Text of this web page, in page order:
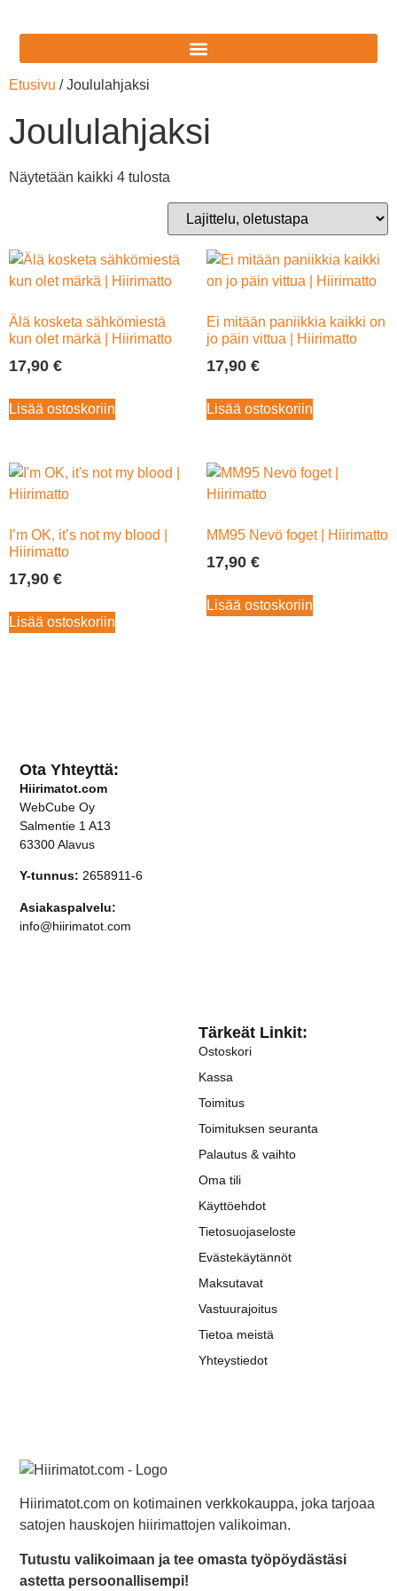
Etusivu / Joululahjaksi
Joululahjaksi
Näytetään kaikki 4 tulosta
Älä kosketa sähkömiestä
kun olet märkä | Hiirimatto
17,90 €
Lisää ostoskoriin
Ei mitään paniikkia kaikki on
jo päin vittua | Hiirimatto
17,90 €
Lisää ostoskoriin
I’m OK, it’s not my blood |
Hiirimatto
17,90 €
Lisää ostoskoriin
MM95 Nevö foget | Hiirimatto
17,90 €
Lisää ostoskoriin
Hiirimatot.com on kotimainen verkkokauppa, joka tarjoaa
satojen hauskojen hiirimattojen valikoiman.
Tutustu valikoimaan ja tee omasta työpöydästäsi
astetta persoonallisempi!
Tärkeät Linkit:
Ostoskori
Kassa
Toimitus
Toimituksen seuranta
Palautus & vaihto
Oma tili
Käyttöehdot
Tietosuojaseloste
Evästekäytännöt
Maksutavat
Vastuurajoitus
Tietoa meistä
Yhteystiedot
Ota Yhteyttä:
Hiirimatot.com
WebCube Oy
Salmentie 1 A13
63300 Alavus
Y-tunnus: 2658911-6
Asiakaspalvelu:
info@hiirimatot.com